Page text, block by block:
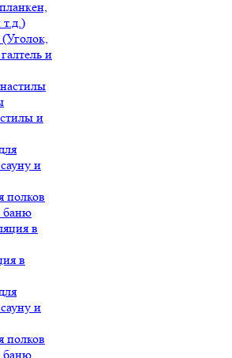
и
и
полков
баню
в
полков
баню